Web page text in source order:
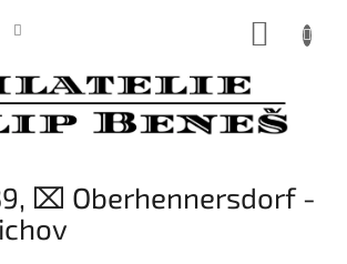
⌧︎ Oberhennersdorf -